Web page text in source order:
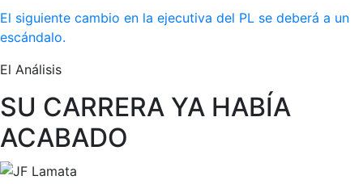
El siguiente cambio en la ejecutiva del PL se deberá a un
escándalo.
El Análisis
SU CARRERA YA HABÍA
ACABADO